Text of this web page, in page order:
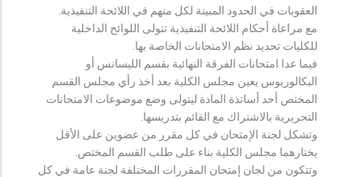
العقوبات في الحدود المبينة لكل منهم في اللائحة التنفيذية.
مع مراعاة أحكام اللائحة التنفيذية تتولى اللوائح الداخلية
للكليات تحديد نظم الامتحانات الخاصة بها.
فيما عدا امتحانات الفرقة النهائية بقسم الليسانس أو
البكالوريوس يعين مجلس الكلية بعد أخذ رأي مجلس القسم
المختص أحد أساتذة المادة ليتولى وضع موضوعات الامتحانات
التحريرية بالاشتراك مع القائم بتدريسها.
وتشكل لجنة الإمتحان في كل مقرر من عضوين على الأقل
يختارهما مجلس الكلية بناء على طلب القسم المختص.
وتتكون من لجان إمتحان المقررات المختلفة لجنة عامة في كل